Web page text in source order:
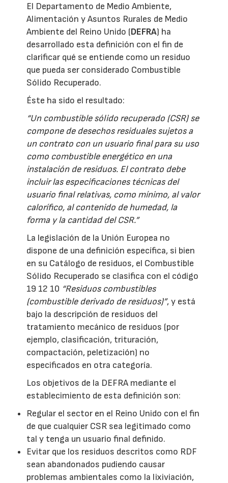
El Departamento de Medio Ambiente,
Alimentación y Asuntos Rurales de Medio
Ambiente del Reino Unido (DEFRA) ha
desarrollado esta definición con el fin de
clarificar qué se entiende como un residuo
que pueda ser considerado Combustible
Sólido Recuperado.
Éste ha sido el resultado:
“Un combustible sólido recuperado (CSR) se
compone de desechos residuales sujetos a
un contrato con un usuario final para su uso
como combustible energético en una
instalación de residuos. El contrato debe
incluir las especificaciones técnicas del
usuario final relativas, como mínimo, al valor
calorífico, al contenido de humedad, la
forma y la cantidad del CSR.”
La legislación de la Unión Europea no
dispone de una definición específica, si bien
en su Catálogo de residuos, el Combustible
Sólido Recuperado se clasifica con el código
19 12 10 “Residuos combustibles
(combustible derivado de residuos)”, y está
bajo la descripción de residuos del
tratamiento mecánico de residuos (por
ejemplo, clasificación, trituración,
compactación, peletización) no
especificados en otra categoría.
Los objetivos de la DEFRA mediante el
establecimiento de esta definición son:
Regular el sector en el Reino Unido con el fin
de que cualquier CSR sea legitimado como
tal y tenga un usuario final definido.
Evitar que los residuos descritos como RDF
sean abandonados pudiendo causar
problemas ambientales como la lixiviación,